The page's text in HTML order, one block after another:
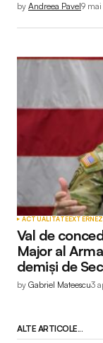
by Andreea Pavel9
ACTUALITATEEXTERNE
Val de
Major al
demiși de
by Gabriel Mateescu3
ALTE ARTICOLE...